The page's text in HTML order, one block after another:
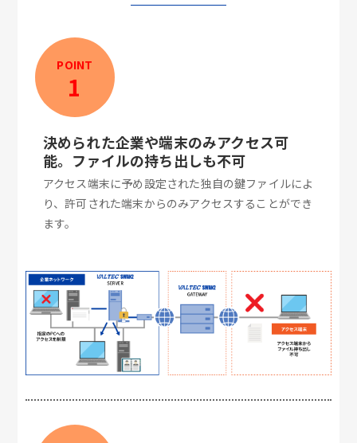
POINT
1
決められた企業や端末のみアクセス可
能。ファイルの持ち出しも不可
アクセス端末に予め設定された独自の鍵ファイルによ
り、許可された端末からのみアクセスすることができ
ます。